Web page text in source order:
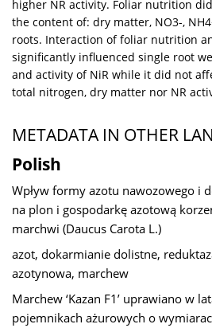
higher NR activity. Foliar nutrition
the content of: dry matter, NO3-,
roots. Interaction of foliar nutrition
significantly influenced single root
and activity of NiR while it did not
total nitrogen, dry matter nor NR
METADATA IN OTHER
Polish
Wpływ formy azotu nawozowego i
na plon i gospodarkę azotową
marchwi (Daucus Carota L.)
azot, dokarmianie dolistne,
azotynowa, marchew
Marchew ‘Kazan F1’ uprawiano w
pojemnikach ażurowych o